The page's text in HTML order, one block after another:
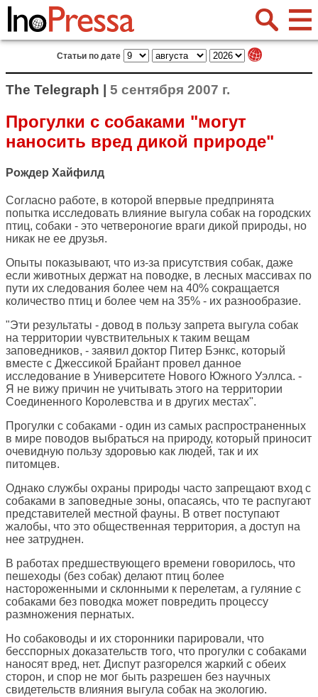
Статьи по дате
The Telegraph | 5 сентября 2007 г.
Прогулки с собаками "могут
наносить вред дикой природе"
Рождер Хайфилд
Согласно работе, в которой впервые предпринята
попытка исследовать влияние выгула собак на городских
птиц, собаки - это четвероногие враги дикой природы, но
никак не ее друзья.
Опыты показывают, что из-за присутствия собак, даже
если животных держат на поводке, в лесных массивах по
пути их следования более чем на 40% сокращается
количество птиц и более чем на 35% - их разнообразие.
"Эти результаты - довод в пользу запрета выгула собак
на территории чувствительных к таким вещам
заповедников, - заявил доктор Питер Бэнкс, который
вместе с Джессикой Брайант провел данное
исследование в Университете Нового Южного Уэллса. -
Я не вижу причин не учитывать этого на территории
Соединенного Королевства и в других местах".
Прогулки с собаками - один из самых распространенных
в мире поводов выбраться на природу, который приносит
очевидную пользу здоровью как людей, так и их
питомцев.
Однако службы охраны природы часто запрещают вход с
собаками в заповедные зоны, опасаясь, что те распугают
представителей местной фауны. В ответ поступают
жалобы, что это общественная территория, а доступ на
нее затруднен.
В работах предшествующего времени говорилось, что
пешеходы (без собак) делают птиц более
настороженными и склонными к перелетам, а гуляние с
собаками без поводка может повредить процессу
размножения пернатых.
Но собаководы и их сторонники парировали, что
бесспорных доказательств того, что прогулки с собаками
наносят вред, нет. Диспут разгорелся жаркий с обеих
сторон, и спор не мог быть разрешен без научных
свидетельств влияния выгула собак на экологию.